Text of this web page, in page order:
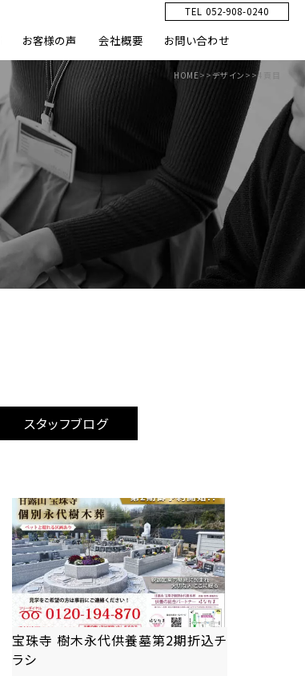
お客様の声 会社概要 お問い合わせ
TEL 052-908-0240
HOME>>デザイン >>4頁目
スタッフブログ
宝珠寺 樹木永代供養墓第2期折込チ
ラシ